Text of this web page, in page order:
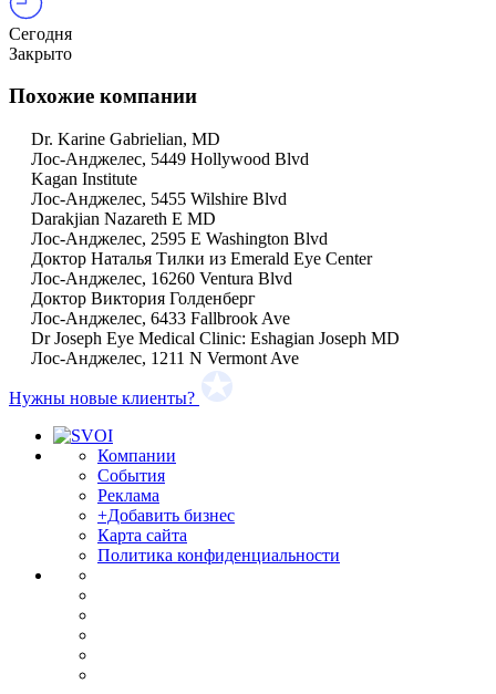
Сегодня
Закрыто
Похожие компании
Dr. Karine Gabrielian, MD
Лос-Анджелес, 5449 Hollywood Blvd
Kagan Institute
Лос-Анджелес, 5455 Wilshire Blvd
Darakjian Nazareth E MD
Лос-Анджелес, 2595 E Washington Blvd
Доктор Наталья Тилки из Emerald Eye Center
Лос-Анджелес, 16260 Ventura Blvd
Доктор Виктория Голденберг
Лос-Анджелес, 6433 Fallbrook Ave
Dr Joseph Eye Medical Clinic: Eshagian Joseph MD
Лос-Анджелес, 1211 N Vermont Ave
Нужны новые клиенты?
Компании
События
Реклама
+Добавить бизнес
Карта сайта
Политика конфиденциальности